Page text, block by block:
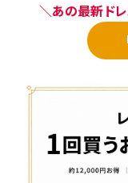
＼あの最新ド